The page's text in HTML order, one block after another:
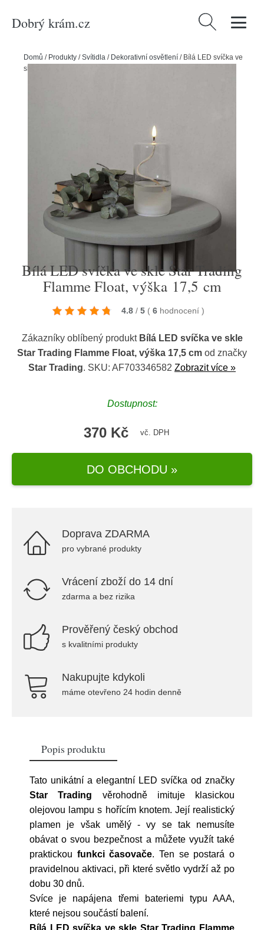
Dobrý krám.cz Vyhledávání
Domů / Produkty /Svítidla / Dekorativní osvětlení / Bílá LED svíčka ve
skle Star Trading Flamme Float, výška 17,5 cm
Bílá LED svíčka ve skle Star Trading
Flamme Float, výška 17,5 cm
4.8 / 5 ( 6 hodnocení )
Zákazníky oblíbený produkt Bílá LED svíčka ve skle
Star Trading Flamme Float, výška 17,5 cm od značky
Star Trading. SKU: AF703346582 Zobrazit více »
Dostupnost:
370 Kč vč. DPH
DO OBCHODU »
Doprava ZDARMA
pro vybrané produkty
Vrácení zboží do 14 dní
zdarma a bez rizika
Prověřený český obchod
s kvalitními produkty
Nakupujte kdykoli
máme otevřeno 24 hodin denně
Popis produktu
Tato unikátní a elegantní LED svíčka od značky
Star Trading věrohodně imituje klasickou
olejovou lampu s hořícím knotem. Její realistický
plamen je však umělý - vy se tak nemusíte
obávat o svou bezpečnost a můžete využít také
praktickou funkci časovače. Ten se postará o
pravidelnou aktivaci, při které světlo vydrží až po
dobu 30 dnů.
Svíce je napájena třemi bateriemi typu AAA,
které nejsou součástí balení.
Bílá LED svíčka ve skle Star Trading Flamme